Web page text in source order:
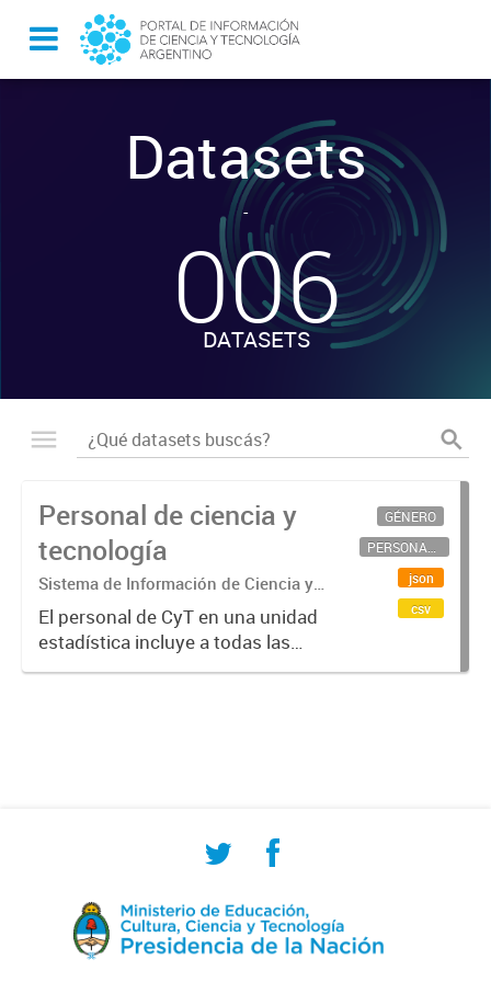
Datasets
-
006
DATASETS
Personal de ciencia y
tecnología
Sistema de Información de Ciencia y
Tecnología Argentino (SICYTAR)
El personal de CyT en una unidad
estadística incluye a todas las
personas involucradas
GÉNERO
PERSONAL CIENTÍFICO-TECNOLÓGICO
json
csv